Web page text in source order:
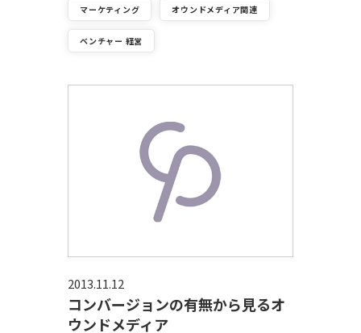
マーケティング オウンドメディア関連
ベンチャー 経営
コンバージョンの有無から見るオ
ウンドメディア
2013.11.12